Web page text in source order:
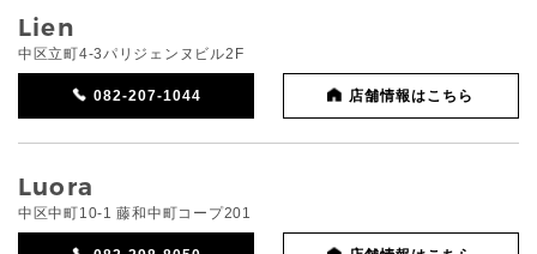
Lien
中区立町4-3パリジェンヌビル2F
082-207-1044 店舗情報はこちら
Luora
中区中町10-1 藤和中町コープ201